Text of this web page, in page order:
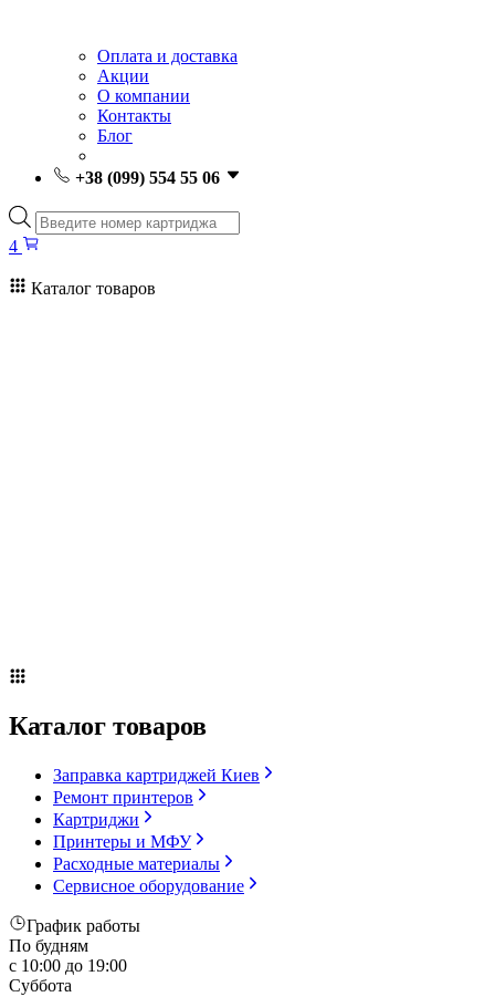
Оплата и доставка
Акции
О компании
Контакты
Блог
+38 (099) 554 55 06
Поиск
товаров
4
Каталог товаров
Каталог товаров
Заправка картриджей Киев
Ремонт принтеров
Картриджи
Принтеры и МФУ
Расходные материалы
Сервисное оборудование
График работы
По будням
с 10:00 до 19:00
Суббота